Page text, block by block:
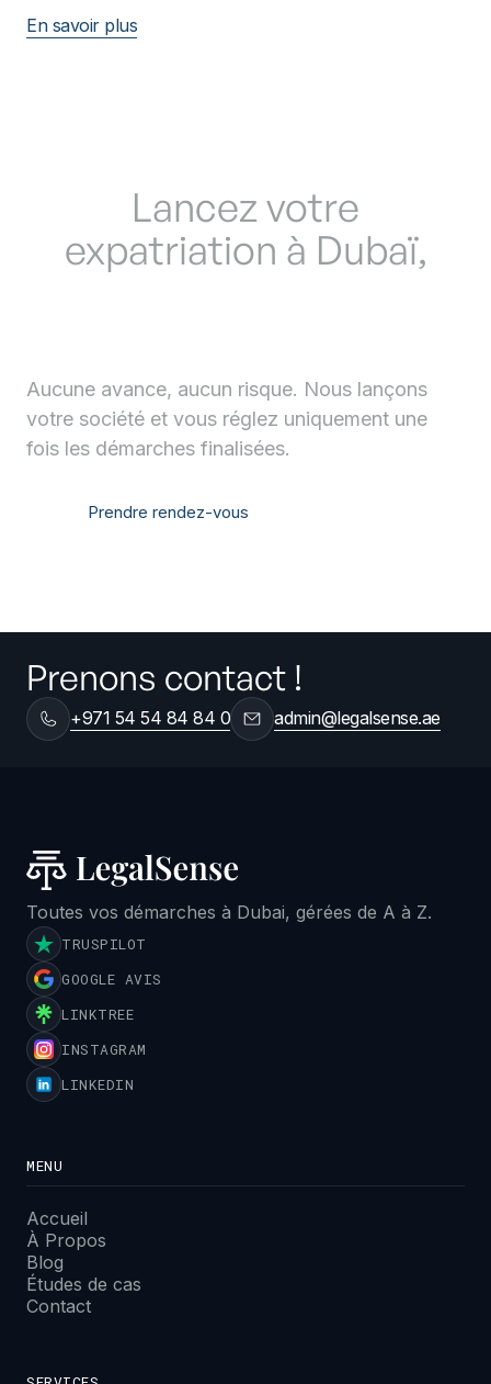
En savoir plus
Lancez votre
expatriation à Dubaï,
Aucune avance, aucun risque. Nous lançons
votre société et vous réglez uniquement une
fois les démarches finalisées.
Prendre rendez-vous
Prenons contact !
+971 54 54 84 84 0 admin@legalsense.ae
Toutes vos démarches à Dubai, gérées de A à Z.
TRUSPILOT
GOOGLE AVIS
LINKTREE
INSTAGRAM
LINKEDIN
MENU
Accueil
À Propos
Blog
Études de cas
Contact